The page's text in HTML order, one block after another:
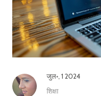
जुल॰, 1 2024
शिक्षा